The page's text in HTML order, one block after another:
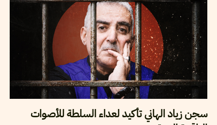
سجن زياد الهاني تأكيد لعداء السلطة للأصوات